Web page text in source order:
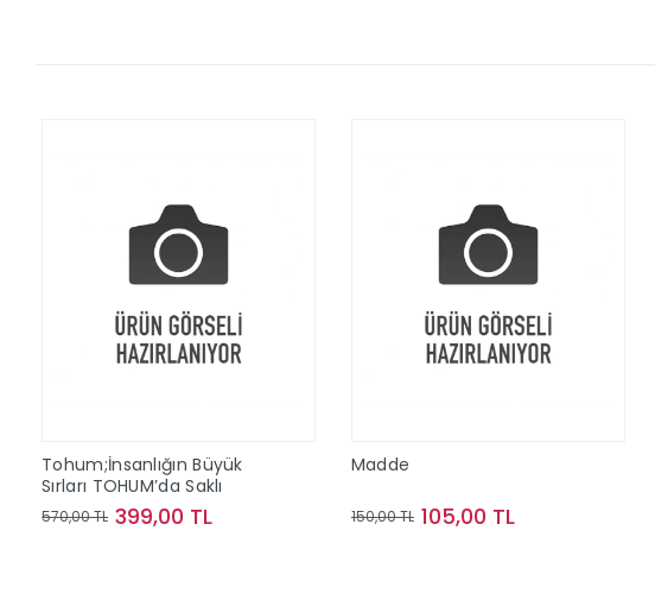
Tohum;İnsanlığın Büyük
Sırları TOHUM’da Saklı
570,00 TL 399,00 TL
Madde
150,00 TL 105,00 TL